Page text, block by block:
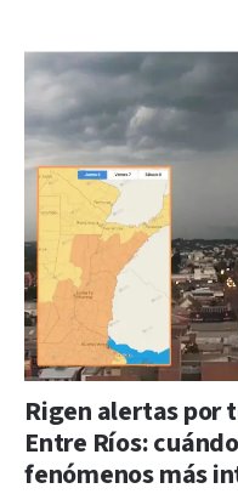
Rigen alertas por
Entre Ríos:
fenómenos más